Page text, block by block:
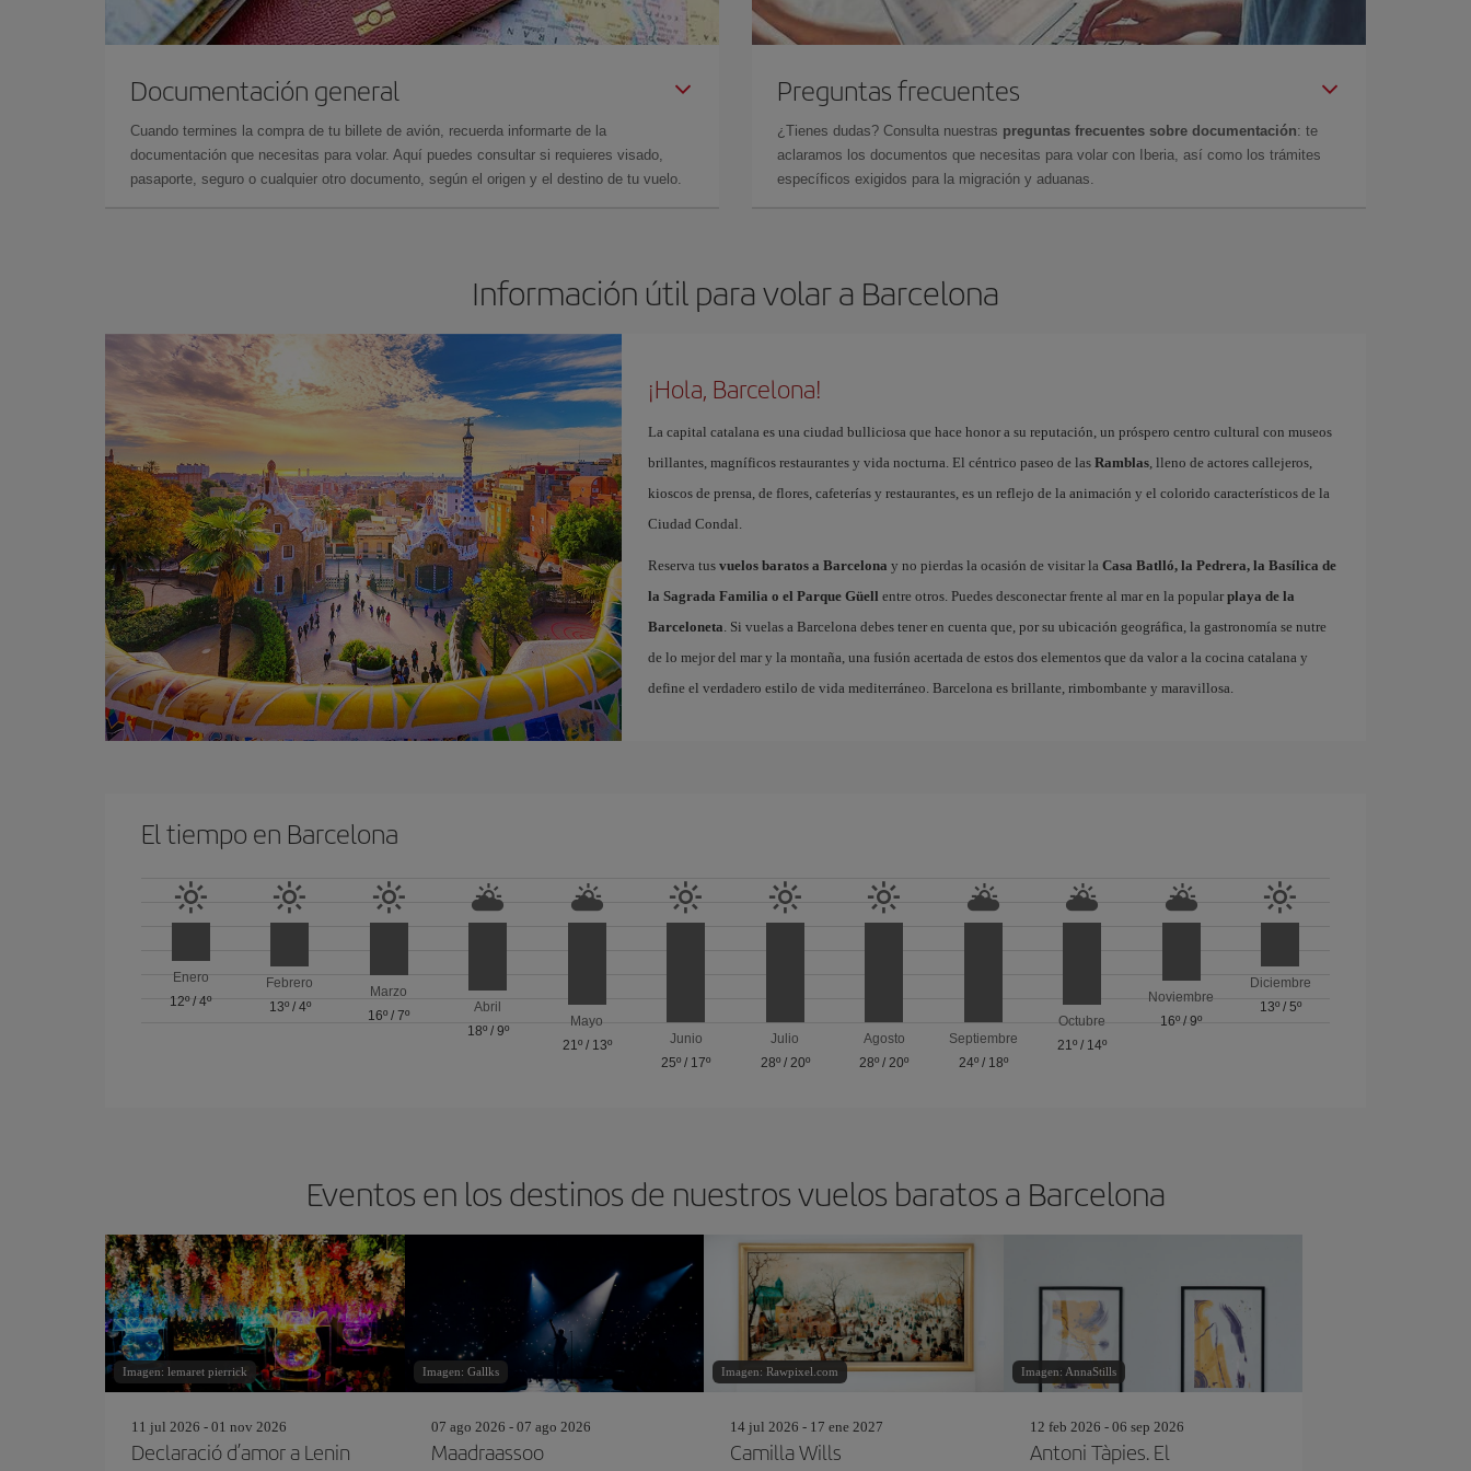
Documentación general
Cuando termines la compra de tu billete de avión, recuerda informarte de la
documentación que necesitas para volar. Aquí puedes consultar si requieres visado,
pasaporte, seguro o cualquier otro documento, según el origen y el destino de tu vuelo.
Preguntas frecuentes
¿Tienes dudas? Consulta nuestras preguntas frecuentes sobre documentación: te
aclaramos los documentos que necesitas para volar con Iberia, así como los trámites
específicos exigidos para la migración y aduanas.
Información útil para volar a Barcelona
¡Hola, Barcelona!
La capital catalana es una ciudad bulliciosa que hace honor a su reputación, un próspero centro cultural con museos
brillantes, magníficos restaurantes y vida nocturna. El céntrico paseo de las Ramblas, lleno de actores callejeros,
kioscos de prensa, de flores, cafeterías y restaurantes, es un reflejo de la animación y el colorido característicos de la
Ciudad Condal.
Reserva tus vuelos baratos a Barcelona y no pierdas la ocasión de visitar la Casa Batlló, la Pedrera, la Basílica de
la Sagrada Familia o el Parque Güell entre otros. Puedes desconectar frente al mar en la popular playa de la
Barceloneta. Si vuelas a Barcelona debes tener en cuenta que, por su ubicación geográfica, la gastronomía se nutre
de lo mejor del mar y la montaña, una fusión acertada de estos dos elementos que da valor a la cocina catalana y
define el verdadero estilo de vida mediterráneo. Barcelona es brillante, rimbombante y maravillosa.
El tiempo en Barcelona
Enero
12º/4º
Febrero
13º/ 4º
Marzo
16º /7º
Abril
18º/ 9º
Mayo
21º/ 13º
Junio
25º / 17º
Julio
28º/ 20º
Agosto
28º /20º
Septiembre
24º/ 18º
Octubre
21º / 14º
Noviembre
16º /9º
Diciembre
13º/ 5º
Eventos en los destinos de nuestros vuelos baratos a Barcelona
Imagen: lemaret pierrick
11 jul 2026 - 01 nov 2026
Declaració d’amor a Lenin
Imagen: Gallks
07 ago 2026 - 07 ago 2026
Maadraassoo
Imagen: Rawpixel.com
14 jul 2026 - 17 ene 2027
Camilla Wills
Imagen: AnnaStills
12 feb 2026 - 06 sep 2026
Antoni Tàpies. El